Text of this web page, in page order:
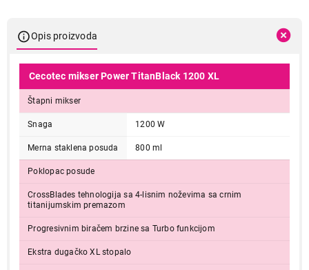
Opis proizvoda
Cecotec mikser Power TitanBlack 1200 XL
Štapni mikser
Snaga 1200 W
Merna staklena posuda 800 ml
Poklopac posude
CrossBlades tehnologija sa 4-lisnim noževima sa crnim
titanijumskim premazom
Progresivnim biračem brzine sa Turbo funkcijom
Ekstra dugačko XL stopalo